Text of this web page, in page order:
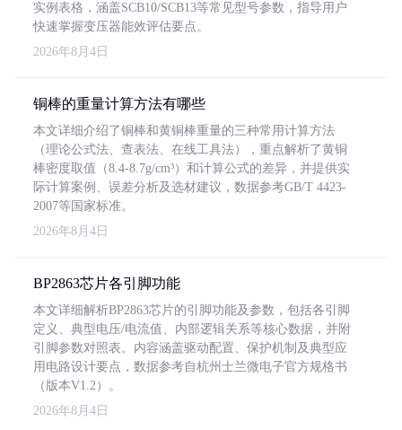
实例表格，涵盖SCB10/SCB13等常见型号参数，指导用户
快速掌握变压器能效评估要点。
2026年8月4日
铜棒的重量计算方法有哪些
本文详细介绍了铜棒和黄铜棒重量的三种常用计算方法
（理论公式法、查表法、在线工具法），重点解析了黄铜
棒密度取值（8.4-8.7g/cm³）和计算公式的差异，并提供实
际计算案例、误差分析及选材建议，数据参考GB/T 4423-
2007等国家标准。
2026年8月4日
BP2863芯片各引脚功能
本文详细解析BP2863芯片的引脚功能及参数，包括各引脚
定义、典型电压/电流值、内部逻辑关系等核心数据，并附
引脚参数对照表。内容涵盖驱动配置、保护机制及典型应
用电路设计要点，数据参考自杭州士兰微电子官方规格书
（版本V1.2）。
2026年8月4日